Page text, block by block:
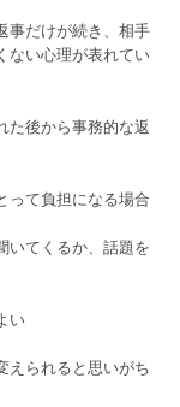
事だけが続き、相手
ない心理が表れてい
た後から事務的な返
って負担になる場合
いてくるか、話題を
い
えられると思いがち